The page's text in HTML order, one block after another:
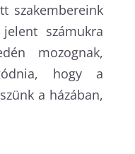
szakembereink
számukra
mozognak,
hogy a
a házában,